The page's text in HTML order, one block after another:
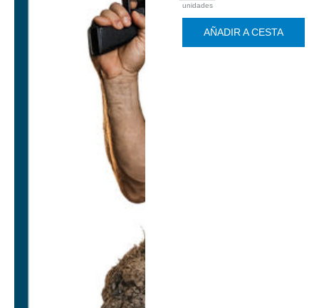
unidades
AÑADIR A CESTA